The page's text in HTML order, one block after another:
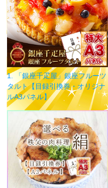
1. 「銀座千疋屋」銀座フルーツ
タルト【目録引換券・オリジナ
ルA3パネル】